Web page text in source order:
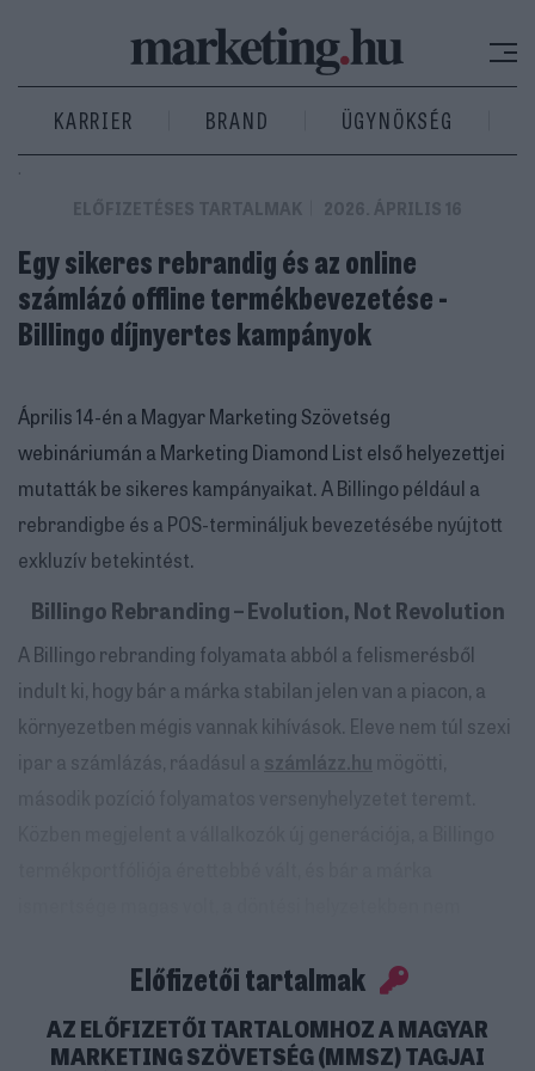
KARRIER BRAND ÜGYNÖKSÉG
.
Egy sikeres rebrandig és az online
számlázó offline termékbevezetése -
Billingo díjnyertes kampányok
Április 14-én a Magyar Marketing Szövetség
webináriumán a Marketing Diamond List első helyezettjei
mutatták be sikeres kampányaikat. A Billingo például a
rebrandigbe és a POS-termináljuk bevezetésébe nyújtott
exkluzív betekintést.
Billingo Rebranding – Evolution, Not Revolution
A Billingo rebranding folyamata abból a felismerésből
indult ki, hogy bár a márka stabilan jelen van a piacon, a
környezetben mégis vannak kihívások. Eleve nem túl szexi
ipar a számlázás, ráadásul a
számlázz.hu
mögötti,
nem hátrányként, hanem lehetőségként fogtuk fel” -
mondta el Jakus Dóra a Billingo Senior Marketing Manager
& Lead Brand Managere az április 14-én a Magyar
Előfizetői tartalmak
AZ ELŐFIZETŐI TARTALOMHOZ A MAGYAR
MARKETING SZÖVETSÉG (MMSZ) TAGJAI